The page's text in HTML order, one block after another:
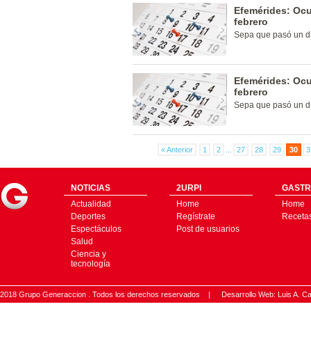
Efemérides:
febrero
Sepa que pasó un
Efemérides:
febrero
Sepa que pasó un
« Anterior 1 2 27 28 29 30
NOTICIAS
Actualidad
Deportes
Espectáculos
Salud
Ciencia y
tecnología
2URPI
Home
Regístrate
Post de usuarios
Home
2018 Grupo Generaccion . Todos los derechos reservados | Desarrollo Web: Luis